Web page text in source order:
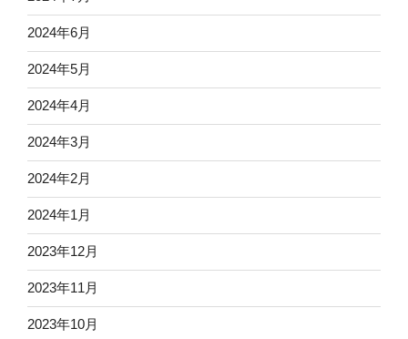
2024年6月
2024年5月
2024年4月
2024年3月
2024年2月
2024年1月
2023年12月
2023年11月
2023年10月